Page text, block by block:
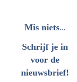
Mis niets...
Schrijf je in
voor de
nieuwsbrief!